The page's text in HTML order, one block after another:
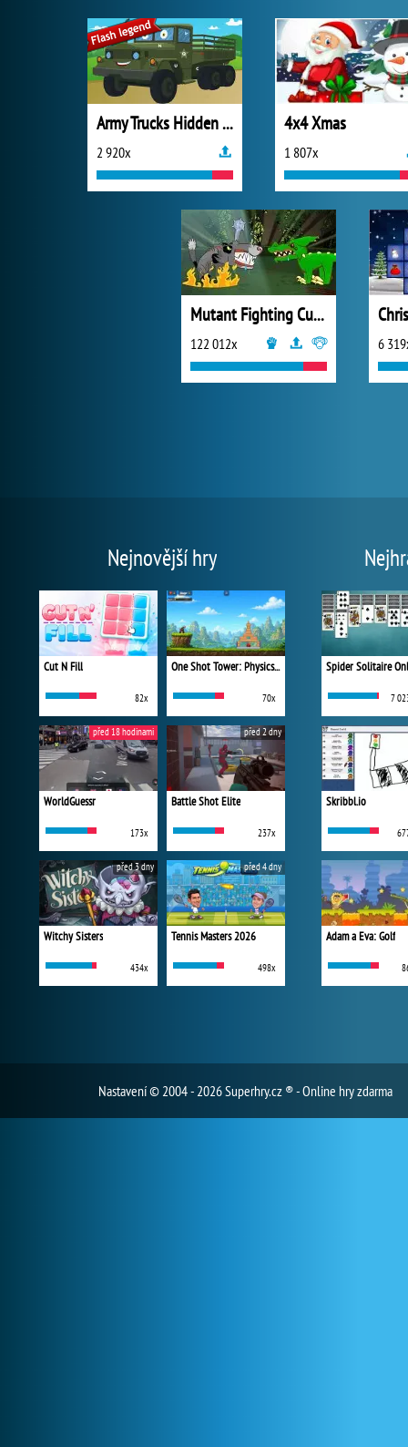
Army Trucks Hidden Letters
2 920x
4x4 Xmas
1 807x
Mutant Fighting Cup 2016
122 012x 6
Nejnovější hry
Cut N Fill
82x
One Shot Tower: Physics Destroyer
70x
WorldGuessr
173x
před 18 hodinami
Battle Shot Elite
237x
před 2 dny
Witchy Sisters
434x
před 3 dny
Tennis Masters 2026
498x
před 4 dny
Spider Solitaire
7
Skribbl.io
Adam a Eva: Golf
Nastavení© 2004 - 2026 Superhry.cz ® - Online hry zdarma